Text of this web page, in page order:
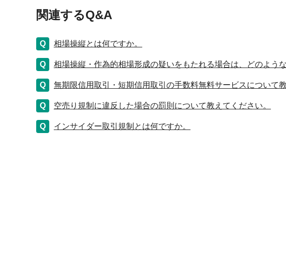
関連するQ&A
相場操縦とは何ですか。
相場操縦・作為的相場形成の疑いをもたれる場合は、どのような
無期限信用取引・短期信用取引の手数料無料サービスについて
空売り規制に違反した場合の罰則について教えてください。
インサイダー取引規制とは何ですか。